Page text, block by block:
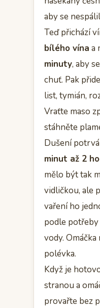
aby se
Teď přichází
bílého vína a
minuty, aby
chuť. Pak
list, tymián,
Vraťte maso
stáhněte
Dušení
minut až 2
mělo být tak
vidličkou, ale
vaření ho
podle
vody.
polévka.
Když je
stranou a
provařte bez